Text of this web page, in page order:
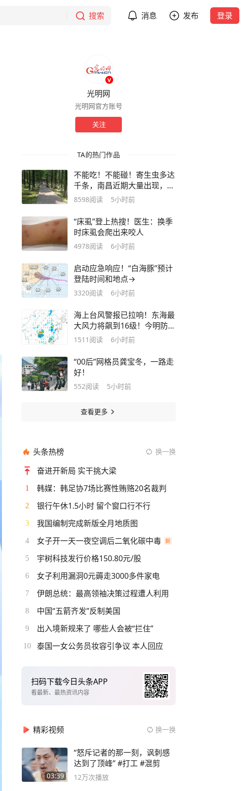
搜索 消息 发布 登录
光明网
光明网官方账号
关注
TA的热门作品
不能吃！不能碰！寄生虫多达
千条，南昌近期大量出现，发
现立即上报
8598阅读 5小时前
“床虱”登上热搜！医生：换季
时床虱会爬出来咬人
4978阅读 6小时前
启动应急响应！“白海豚”预计
登陆时间和地点→
3320阅读 6小时前
海上台风警报已拉响！东海最
大风力将飙到16级！今明防暑
防雷，后天起防台风
1511 阅读 6小时前
“00后”网格员龚宝冬，一路走
好！
552阅读 5小时前
查看更多
头条热榜 换一换
奋进开新局 实干挑大梁
1 韩媒：韩足协7场比赛性贿赂20名裁判
2 银行午休1.5小时 留个窗口行不行
3 我国编制完成新版全月地质图
4 女子开一天一夜空调后二氧化碳中毒
5 宇树科技发行价格150.80元/股
6 女子利用漏洞0元薅走3000多件家电
7 伊朗总统：最高领袖决策过程遭人利用
8 中国“五箭齐发”反制美国
9 出入境新规来了 哪些人会被“拦住”
10 泰国一女公务员妆容引争议 本人回应
扫码下载今日头条APP
看最新、最热资讯内容
精彩视频 换一换
03:39
“怒斥记者的那一刻，讽刺感
达到了顶峰” #打工 #混剪
12万次播放